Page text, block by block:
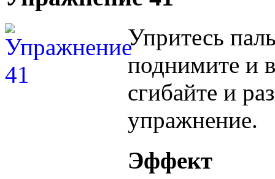
Упритесь
поднимите и
сгибайте и
упражнение.
Эффект